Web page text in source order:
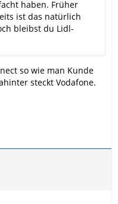
haben. Früher
ist das natürlich
bleibst du Lidl-
so wie man Kunde
steckt Vodafone.